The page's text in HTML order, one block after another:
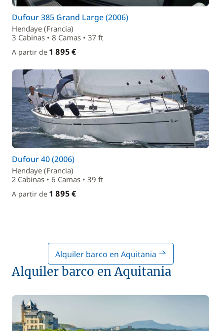
Dufour 385 Grand Large (2006)
Hendaye (Francia)
3 Cabinas • 8 Camas • 37 ft
A partir de 1 895 €
Dufour 40 (2006)
Hendaye (Francia)
2 Cabinas • 6 Camas • 39 ft
A partir de 1 895 €
Alquiler barco en Aquitania
Alquiler barco en Aquitania